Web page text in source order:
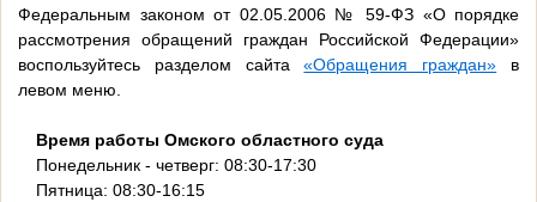
Федеральным законом от 02.05.2006 № 59-ФЗ «О порядке
рассмотрения обращений граждан Российской Федерации»
воспользуйтесь разделом сайта«Обращения граждан» в
левом меню.
Время работы Омского областного суда
Понедельник - четверг: 08:30-17:30
Пятница: 08:30-16:15